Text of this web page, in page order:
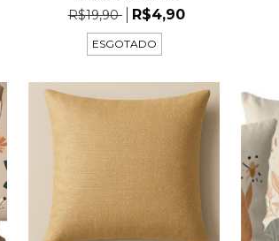
R$19,90 R$4,90
ESGOTADO